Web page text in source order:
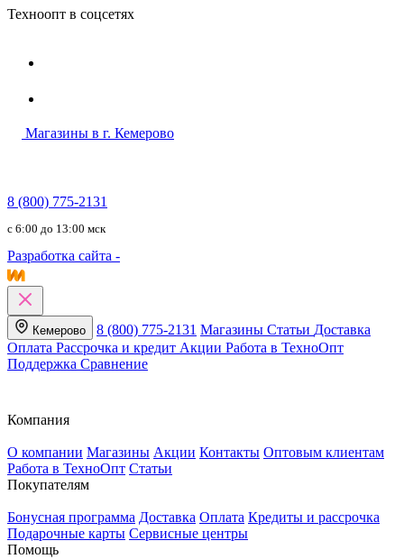
Техноопт в соцсетях
Магазины в г. Кемерово
8 (800) 775-2131
c 6:00 до 13:00 мск
Разработка сайта -
Кемерово 8 (800) 775-2131 Магазины Статьи Доставка
Оплата Рассрочка и кредит Акции Работа в ТехноОпт
Поддержка Сравнение
Компания
О компании Магазины Акции Контакты Оптовым клиентам
Работа в ТехноОпт Статьи
Покупателям
Бонусная программа Доставка Оплата Кредиты и рассрочка
Подарочные карты Сервисные центры
Помощь